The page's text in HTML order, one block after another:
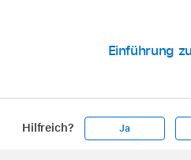
Einführung
Hilfreich? Ja